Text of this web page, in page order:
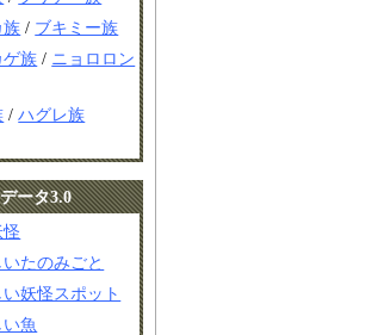
族 / ブキミー族
ゲ族 / ニョロロン
/ハグレ族
ータ3.0
たのみごと
妖怪スポット
魚